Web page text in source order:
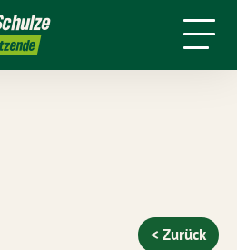
mich Meine Arbeit
< Zurück